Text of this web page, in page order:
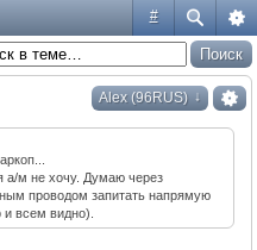
#
Alex (96RUS) ↓
а/м не хочу. Думаю через
проводом запитать напрямую
и всем видно).